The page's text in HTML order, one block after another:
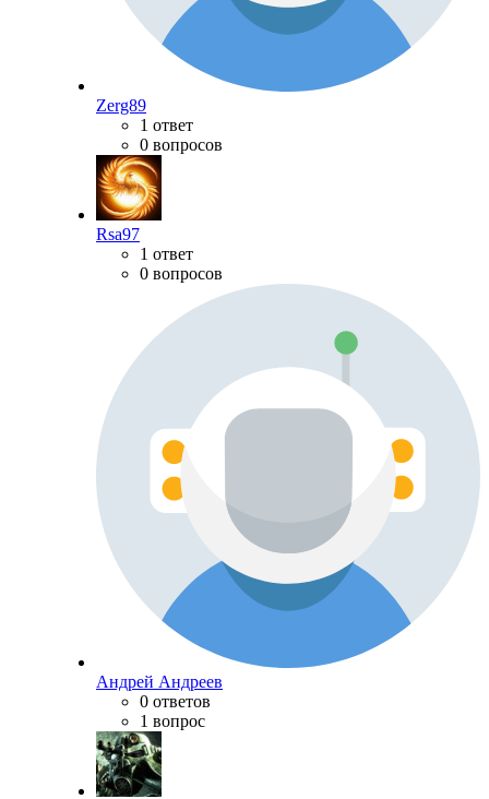
Zerg89
1 ответ
0 вопросов
Rsa97
1 ответ
0 вопросов
Андрей Андреев
0 ответов
1 вопрос